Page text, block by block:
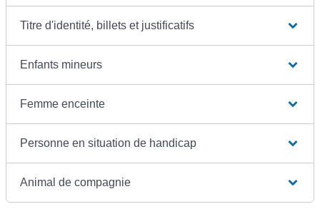
Titre d'identité, billets et justificatifs
Enfants mineurs
Femme enceinte
Personne en situation de handicap
Animal de compagnie